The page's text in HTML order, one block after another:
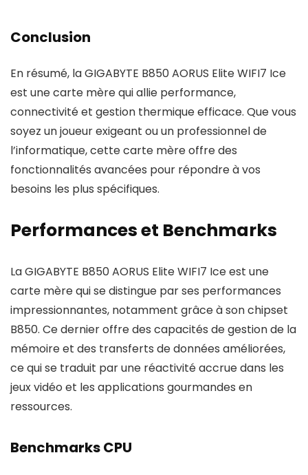
Conclusion
En résumé, la GIGABYTE B850 AORUS Elite WIFI7 Ice
est une carte mère qui allie performance,
connectivité et gestion thermique efficace. Que vous
soyez un joueur exigeant ou un professionnel de
l’informatique, cette carte mère offre des
fonctionnalités avancées pour répondre à vos
besoins les plus spécifiques.
Performances et Benchmarks
La GIGABYTE B850 AORUS Elite WIFI7 Ice est une
carte mère qui se distingue par ses performances
impressionnantes, notamment grâce à son chipset
B850. Ce dernier offre des capacités de gestion de la
mémoire et des transferts de données améliorées,
ce qui se traduit par une réactivité accrue dans les
jeux vidéo et les applications gourmandes en
ressources.
Benchmarks CPU